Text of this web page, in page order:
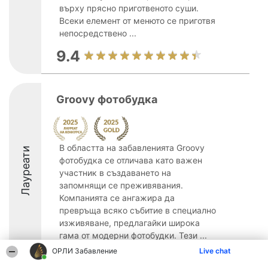
ОРЛИ Забавление Live chat
върху прясно приготвеното суши.
Всеки елемент от менюто се приготвя
непосредствено ...
9.4
Лауреати
Groovy фотобудка
В областта на забавленията Groovy
фотобудка се отличава като важен
участник в създаването на
запомнящи се преживявания.
Компанията се ангажира да
превръща всяко събитие в специално
изживяване, предлагайки широка
гама от модерни фотобудки. Тези ...
9.3